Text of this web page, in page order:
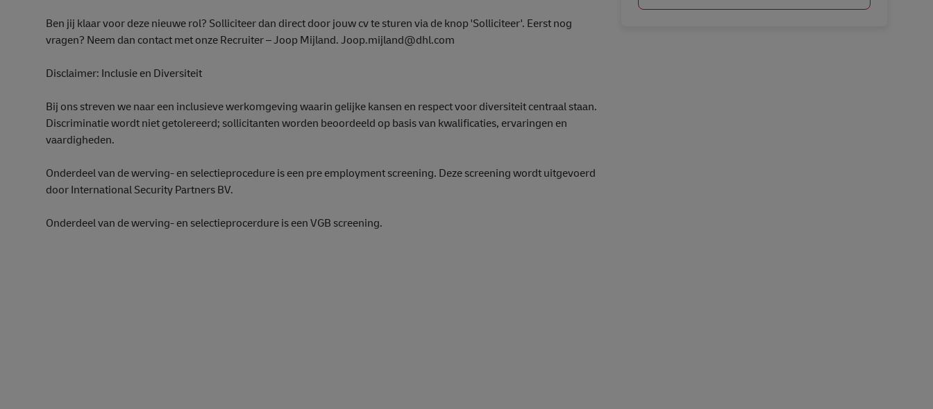
Ben jij klaar voor deze nieuwe rol? Solliciteer dan direct door jouw cv te sturen via de knop 'Solliciteer'. Eerst nog
vragen? Neem dan contact met onze Recruiter – Joop Mijland. Joop.mijland@dhl.com
Disclaimer: Inclusie en Diversiteit
Bij ons streven we naar een inclusieve werkomgeving waarin gelijke kansen en respect voor diversiteit centraal staan.
Discriminatie wordt niet getolereerd; sollicitanten worden beoordeeld op basis van kwalificaties, ervaringen en
vaardigheden.
Onderdeel van de werving- en selectieprocedure is een pre employment screening. Deze screening wordt uitgevoerd
door International Security Partners BV.
Onderdeel van de werving- en selectieprocerdure is een VGB screening.